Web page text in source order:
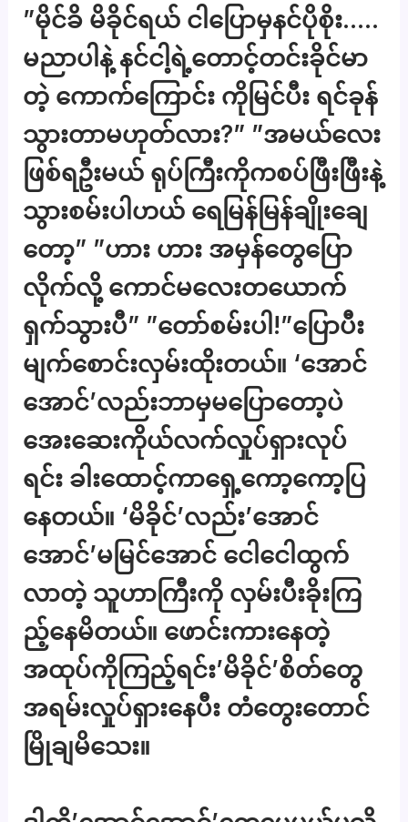
”မိုင်ခိ မိခိုင်ရယ် ငါပြောမှနင်ပိုစိုး…..
မညာပါနဲ့ နင်ငါ့ရဲ့တောင့်တင်းခိုင်မာ
တဲ့ ကောက်ကြောင်း ကိုမြင်ပီး ရင်ခုန်
သွားတာမဟုတ်လား?” ”အမယ်လေး
ဖြစ်ရဦးမယ် ရုပ်ကြီးကိုကစပ်ဖြီးဖြီးနဲ့
သွားစမ်းပါဟယ် ရေမြန်မြန်ချိုးချေ
တော့” ”ဟား ဟား အမှန်တွေပြော
လိုက်လို့ ကောင်မလေးတယောက်
ရှက်သွားပီ” ”တော်စမ်းပါ!”ပြောပီး
မျက်စောင်းလှမ်းထိုးတယ်။ ‘အောင်
အောင်’လည်းဘာမှမပြောတော့ပဲ
အေးဆေးကိုယ်လက်လှုပ်ရှားလုပ်
ရင်း ခါးထောင့်ကာရှေ့ကော့ကော့ပြ
နေတယ်။ ‘မိခိုင်’လည်း’အောင်
အောင်’မမြင်အောင် ငေါငေါထွက်
လာတဲ့ သူဟာကြီးကို လှမ်းပီးခိုးကြ
ည့်နေမိတယ်။ ဖောင်းကားနေတဲ့
အထုပ်ကိုကြည့်ရင်း’မိခိုင်’စိတ်တွေ
အရမ်းလှုပ်ရှားနေပီး တံတွေးတောင်
မြိုချမိသေး။